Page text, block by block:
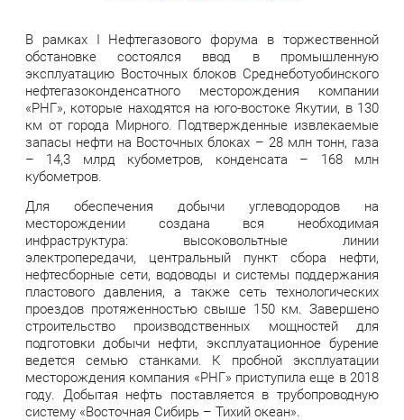
В рамках I Нефтегазового форума в торжественной
обстановке состоялся ввод в промышленную
эксплуатацию Восточных блоков Среднеботуобинского
нефтегазоконденсатного месторождения компании
«РНГ», которые находятся на юго-востоке Якутии, в 130
км от города Мирного. Подтвержденные извлекаемые
запасы нефти на Восточных блоках – 28 млн тонн, газа
– 14,3 млрд кубометров, конденсата – 168 млн
кубометров.
Для обеспечения добычи углеводородов на
месторождении создана вся необходимая
инфраструктура: высоковольтные линии
электропередачи, центральный пункт сбора нефти,
нефтесборные сети, водоводы и системы поддержания
пластового давления, а также сеть технологических
проездов протяженностью свыше 150 км. Завершено
строительство производственных мощностей для
подготовки добычи нефти, эксплуатационное бурение
ведется семью станками. К пробной эксплуатации
месторождения компания «РНГ» приступила еще в 2018
году. Добытая нефть поставляется в трубопроводную
систему «Восточная Сибирь – Тихий океан».